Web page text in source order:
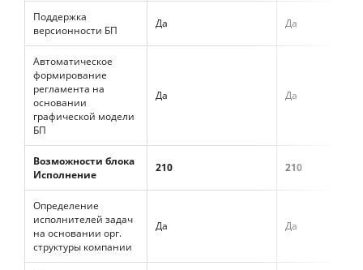
Поддержка
версионности БП
Да Да
Автоматическое
формирование
регламента на
основании
графической модели
БП
Да Да
Возможности блока
Исполнение
210 210
Определение
исполнителей задач
на основании орг.
структуры компании
Да Да